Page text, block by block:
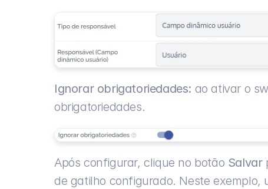
Ignorar obrigatoriedades: ao ativar o
obrigatoriedades.
Após configurar, clique no botão Salvar
de gatilho configurado. Neste